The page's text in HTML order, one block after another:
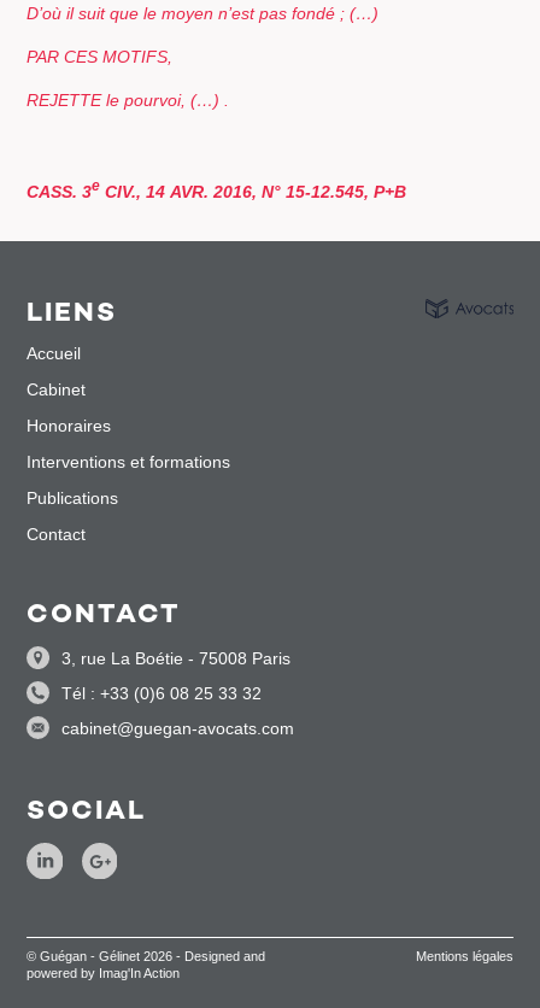
D’où il suit que le moyen n’est pas fondé ; (…)
PAR CES MOTIFS,
REJETTE le pourvoi,(…) .
CASS. 3e CIV., 14 AVR. 2016, N° 15-12.545, P+B
LIENS
Accueil
Cabinet
Honoraires
Interventions et formations
Publications
Contact
CONTACT
3, rue La Boétie - 75008 Paris
Tél : +33 (0)6 08 25 33 32
cabinet@guegan-avocats.com
SOCIAL
© Guégan - Gélinet 2026 - Designed and
powered by Imag'In Action
Mentions légales